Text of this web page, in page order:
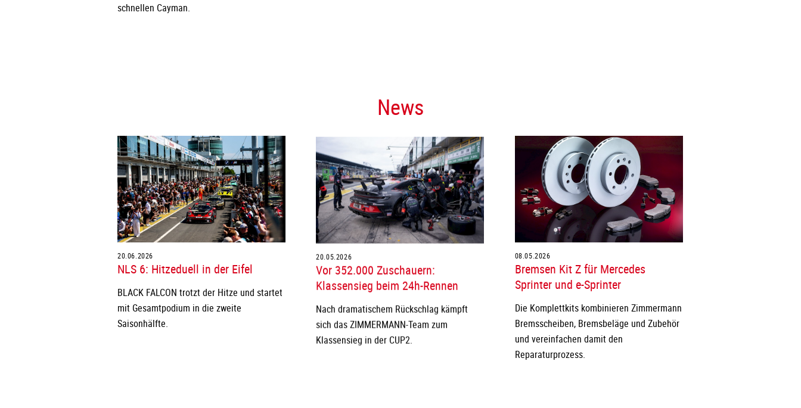
schnellen Cayman.
News
20.06.2026
NLS 6: Hitzeduell in der Eifel
BLACK FALCON trotzt der Hitze und startet
mit Gesamtpodium in die zweite
Saisonhälfte.
20.05.2026
Vor 352.000 Zuschauern:
Klassensieg beim 24h-Rennen
Nach dramatischem Rückschlag kämpft
sich das ZIMMERMANN-Team zum
Klassensieg in der CUP2.
08.05.2026
Bremsen Kit Z für Mercedes
Sprinter und e-Sprinter
Die Komplettkits kombinieren Zimmermann
Bremsscheiben, Bremsbeläge und Zubehör
und vereinfachen damit den
Reparaturprozess.